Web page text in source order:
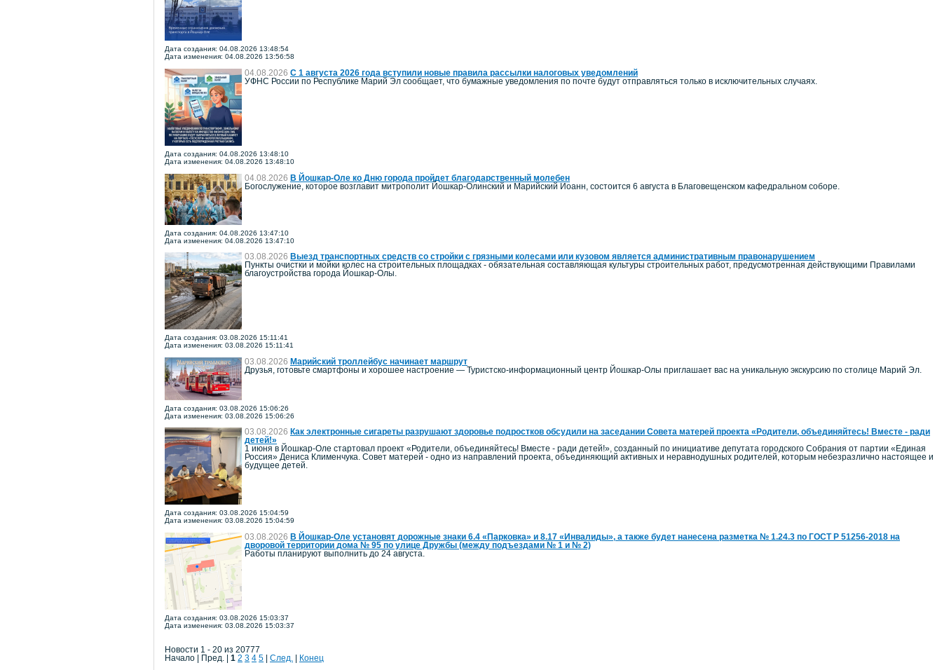
Дата создания: 04.08.2026 13:48:54
Дата изменения: 04.08.2026 13:56:58
04.08.2026 С 1 августа 2026 года вступили новые правила рассылки налоговых уведомлений
УФНС России по Республике Марий Эл сообщает, что бумажные уведомления по почте будут отправляться только в исключительных случаях.
Дата создания: 04.08.2026 13:48:10
Дата изменения: 04.08.2026 13:48:10
04.08.2026 В Йошкар-Оле ко Дню города пройдет благодарственный молебен
Богослужение, которое возглавит митрополит Йошкар-Олинский и Марийский Иоанн, состоится 6 августа в Благовещенском кафедральном соборе.
Дата создания: 04.08.2026 13:47:10
Дата изменения: 04.08.2026 13:47:10
03.08.2026 Выезд транспортных средств со стройки с грязными колесами или кузовом является административным правонарушением
Пункты очистки и мойки колес на строительных площадках - обязательная составляющая культуры строительных работ, предусмотренная действующими Правилами
благоустройства города Йошкар-Олы.
Дата создания: 03.08.2026 15:11:41
Дата изменения: 03.08.2026 15:11:41
03.08.2026 Марийский троллейбус начинает маршрут
Друзья, готовьте смартфоны и хорошее настроение — Туристско-информационный центр Йошкар-Олы приглашает вас на уникальную экскурсию по столице Марий Эл.
Дата создания: 03.08.2026 15:06:26
Дата изменения: 03.08.2026 15:06:26
03.08.2026 Как электронные сигареты разрушают здоровье подростков обсудили на заседании Совета матерей проекта «Родители, объединяйтесь! Вместе - ради
детей!»
1 июня в Йошкар-Оле стартовал проект «Родители, объединяйтесь! Вместе - ради детей!», созданный по инициативе депутата городского Собрания от партии «Единая
Россия» Дениса Клименчука. Совет матерей - одно из направлений проекта, объединяющий активных и неравнодушных родителей, которым небезразлично настоящее и
будущее детей.
Дата создания: 03.08.2026 15:04:59
Дата изменения: 03.08.2026 15:04:59
03.08.2026 В Йошкар-Оле установят дорожные знаки 6.4 «Парковка» и 8.17 «Инвалиды», а также будет нанесена разметка № 1.24.3 по ГОСТ Р 51256-2018 на
дворовой территории дома № 95 по улице Дружбы (между подъездами № 1 и № 2)
Работы планируют выполнить до 24 августа.
Дата создания: 03.08.2026 15:03:37
Дата изменения: 03.08.2026 15:03:37
Новости 1 - 20 из 20777
Начало | Пред. | 1 2 3 4 5 След. Конец